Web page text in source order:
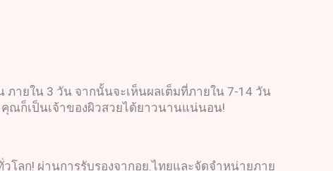
ายใน 3 วัน จากนั้นจะเห็นผลเต็มที่ภายใน 7-14 วัน
คุณก็เป็นเจ้าของผิวสวยได้ยาวนานแน่นอน!
โลก! ผ่านการรับรองจากอย.ไทยและจัดจำหน่ายภาย